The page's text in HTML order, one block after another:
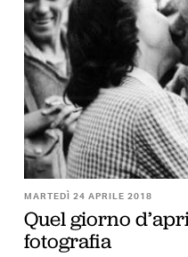
MARTEDÌ 24 APRILE 2018
Quel giorno
fotografia